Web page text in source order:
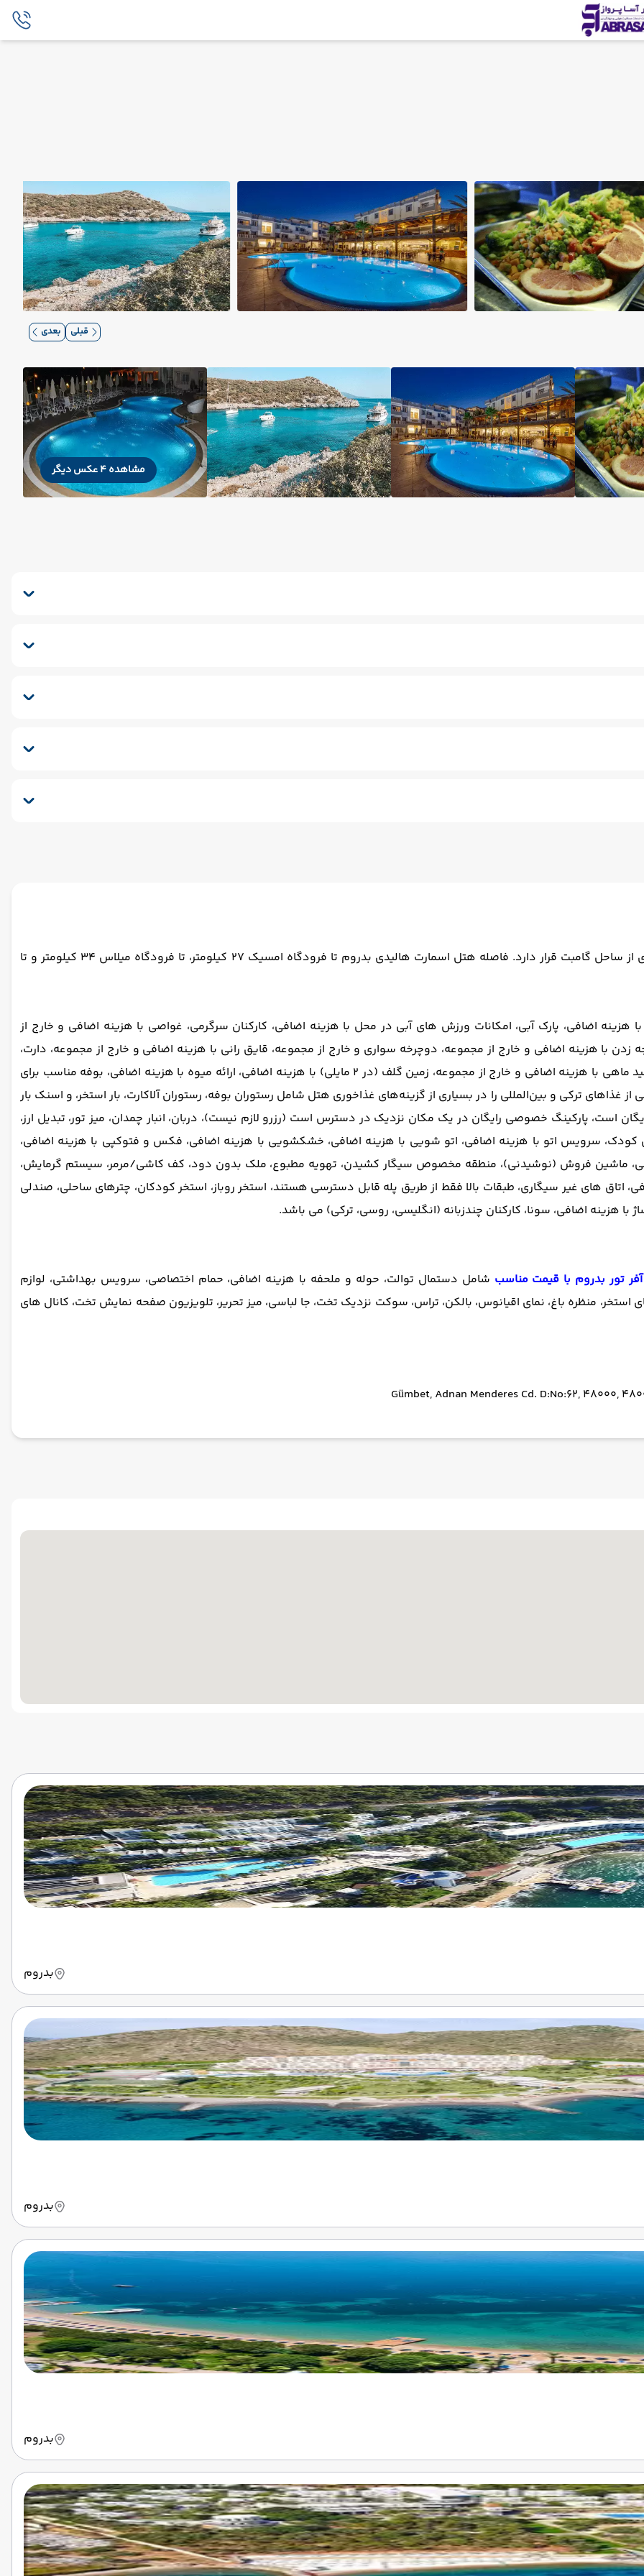
قبلی بعدی
مشاهده 4 عکس دیگر
هتل اسمارت هالیدی بدروم هتلی 4 ستاره و در فاصله 121 متری از ساحل گامبت قرار دارد. فاصله هتل اسمارت هالیدی بدروم تا فرودگاه امسیک 27 کیلومتر، تا فرودگاه میلاس 34 کیلومتر و تا
هزینه اضافی، پارک آبی، امکانات ورزش های آبی در محل با هزینه اضافی، کارکنان سرگرمی، غواصی با هزینه اضافی و خارج از
با هزینه اضافی و خارج از مجموعه، دوچرخه سواری و خارج از مجموعه، قایق رانی با هزینه اضافی و خارج از مجموعه، دارت،
موج سواری با هزینه اضافی و خارج از مجموعه، پینگ پونگ، صید ماهی با هزینه اضافی و خارج از مجموعه، زمین گلف (در 2 مایلی) با هزینه اضافی، ارائه میوه با هزینه اضافی، بوفه مناسب برای
غذاهای ترکی و بین‌المللی را در بسیاری از گزینه‌های غذاخوری هتل شامل رستوران بوفه، رستوران آلاکارت، بار استخر، و اسنک بار
است، پارکینگ خصوصی رایگان در یک مکان نزدیک در دسترس است (رزرو لازم نیست)، دربان، انبار چمدان، میز تور، تبدیل ارز،
روکش سوکت ایمنی کودک، سرویس اتو با هزینه اضافی، اتو شویی با هزینه اضافی، خشکشویی با هزینه اضافی، فکس و فتوکپی با هزینه اضافی،
شاتل با هزینه اضافی، ماشین فروش (نوشیدنی)، منطقه مخصوص سیگار کشیدن، تهویه مطبوع، ملک بدون دود، کف کاشی/مرمر، سیستم گرمایش،
اتاق های غیر سیگاری، طبقات بالا فقط از طریق پله قابل دسترسی هستند، استخر روباز، استخر کودکان، چترهای ساحلی، صندلی
هزینه اضافی، سونا، کارکنان چندزبانه (انگلیسی، روسی، ترکی) می باشد.
آفر تور بدروم با قیمت مناسب شامل دستمال توالت، حوله و ملحفه با هزینه اضافی، حمام اختصاصی، سرویس بهداشتی، لوازم
منظره باغ، نمای اقیانوس، بالکن، تراس، سوکت نزدیک تخت، جا لباسی، میز تحریر، تلویزیون صفحه نمایش تخت، کانال های
بدروم
بدروم
بدروم